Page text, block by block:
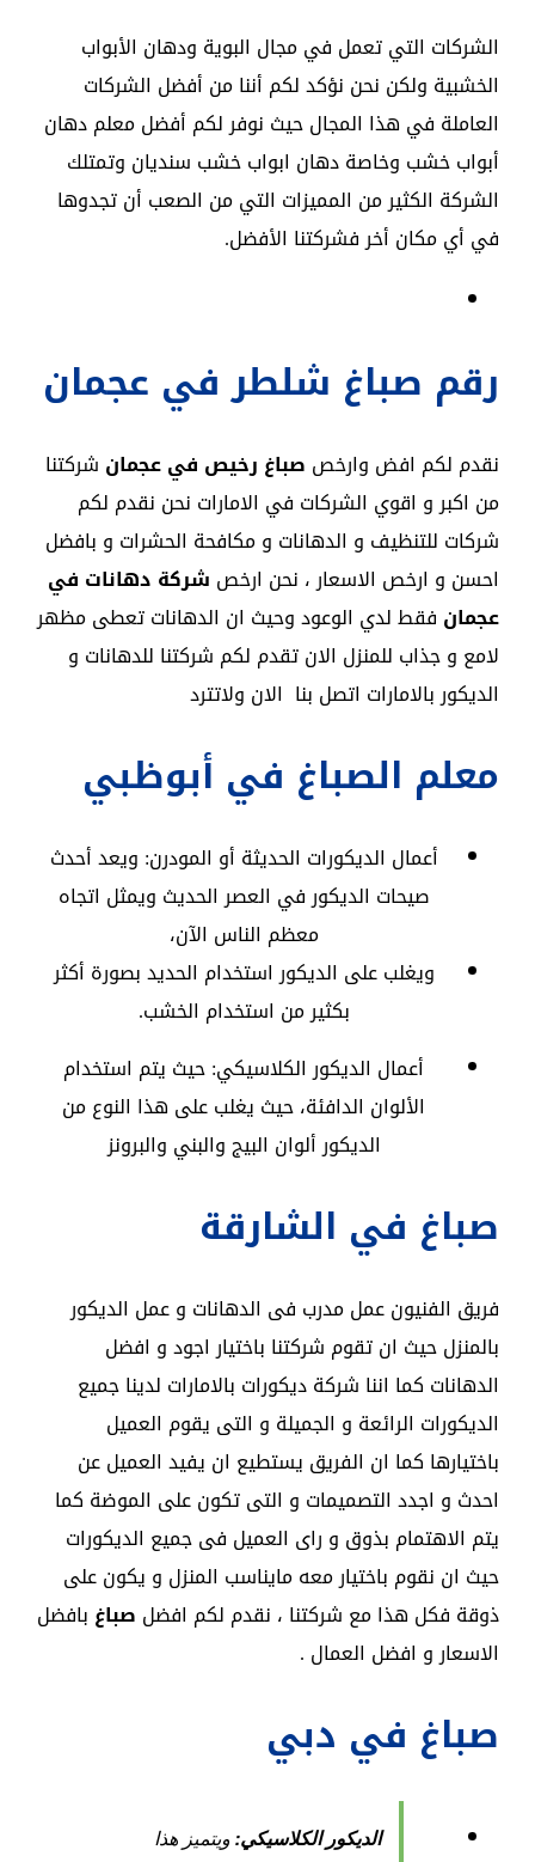
الشركات التي تعمل في مجال البوية ودهان الأبواب
الخشبية ولكن نحن نؤكد لكم أننا من أفضل الشركات
العاملة في هذا المجال حيث نوفر لكم أفضل معلم دهان
أبواب خشب وخاصة دهان ابواب خشب سنديان وتمتلك
الشركة الكثير من المميزات التي من الصعب أن تجدوها
في أي مكان أخر فشركتنا الأفضل.
رقم صباغ شلطر في عجمان
نقدم لكم افض وارخص صباغ رخيص في عجمان شركتنا
من اكبر و اقوي الشركات في الامارات نحن نقدم لكم
شركات للتنظيف و الدهانات و مكافحة الحشرات و بافضل
احسن و ارخص الاسعار ، نحن ارخص شركة دهانات في
عجمان فقط لدي الوعود وحيث ان الدهانات تعطى مظهر
لامع و جذاب للمنزل الان تقدم لكم شركتنا للدهانات و
الديكور بالامارات اتصل بنا الان ولاتترد
معلم الصباغ في أبوظبي
أعمال الديكورات الحديثة أو المودرن: ويعد أحدث
صيحات الديكور في العصر الحديث ويمثل اتجاه
معظم الناس الآن،
ويغلب على الديكور استخدام الحديد بصورة أكثر
بكثير من استخدام الخشب.
أعمال الديكور الكلاسيكي: حيث يتم استخدام
الألوان الدافئة، حيث يغلب على هذا النوع من
الديكور ألوان البيج والبني والبرونز
صباغ في الشارقة
فريق الفنيون عمل مدرب فى الدهانات و عمل الديكور
بالمنزل حيث ان تقوم شركتنا باختيار اجود و افضل
الدهانات كما اننا شركة ديكورات بالامارات لدينا جميع
الديكورات الرائعة و الجميلة و التى يقوم العميل
باختيارها كما ان الفريق يستطيع ان يفيد العميل عن
احدث و اجدد التصميمات و التى تكون على الموضة كما
يتم الاهتمام بذوق و راى العميل فى جميع الديكورات
حيث ان نقوم باختيار معه مايناسب المنزل و يكون على
ذوقة فكل هذا مع شركتنا ، نقدم لكم افضل صباغ بافضل
الاسعار و افضل العمال .
صباغ في دبي
الديكور الكلاسيكي: ويتميز هذا